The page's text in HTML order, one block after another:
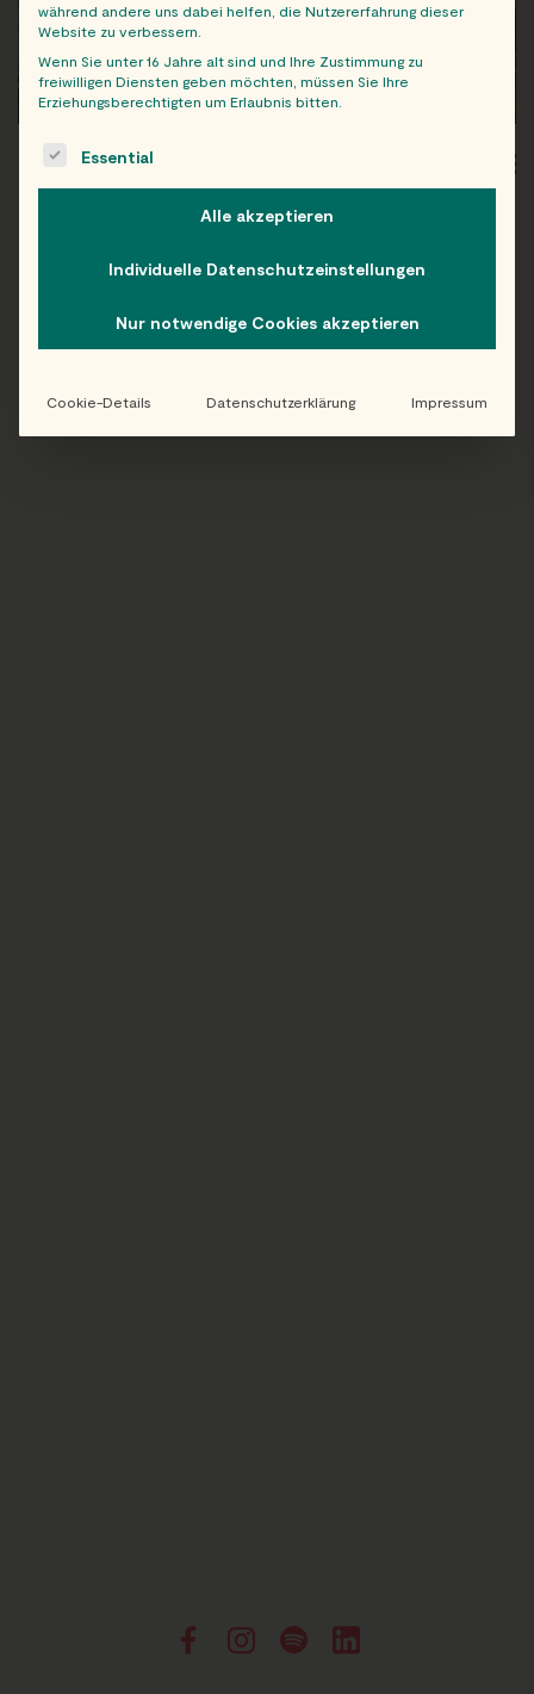
WIEN
Folge uns auf Instagram!
während andere uns dabei helfen, die Nutzererfahrung dieser
Website zu verbessern.
Wenn Sie unter 16 Jahre alt sind und Ihre Zustimmung zu
freiwilligen Diensten geben möchten, müssen Sie Ihre
Erziehungsberechtigten um Erlaubnis bitten.
The following is a list of service groups for which consent
Essential
Alle akzeptieren
Individuelle Datenschutzeinstellungen
Nur notwendige Cookies akzeptieren
Cookie-Details Datenschutzerklärung Impressum